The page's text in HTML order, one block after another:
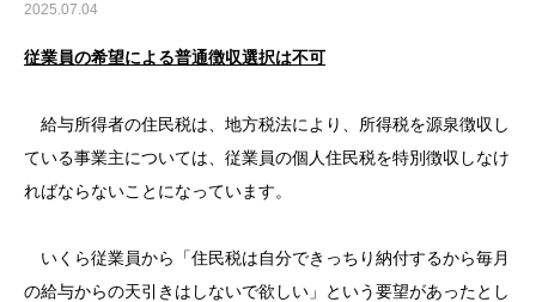
2025.07.04
従業員の希望による普通徴収選択は不可
給与所得者の住民税は、地方税法により、所得税を源泉徴収し
ている事業主については、従業員の個人住民税を特別徴収しなけ
ればならないことになっています。
いくら従業員から「住民税は自分できっちり納付するから毎月
の給与からの天引きはしないで欲しい」という要望があったとし